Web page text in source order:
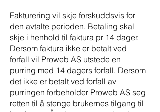
Fakturering vil skje forskuddsvis for
den avtalte perioden. Betaling skal
skje i henhold til faktura pr 14 dager.
Dersom faktura ikke er betalt ved
forfall vil Proweb AS utstede en
purring med 14 dagers forfall. Dersom
det ikke er betalt ved forfall av
purringen forbeholder Proweb AS seg
retten til å stenge brukernes tilgang til